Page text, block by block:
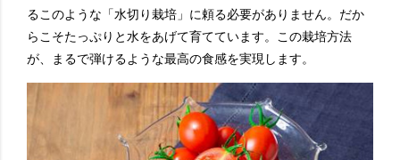
るこのような「水切り栽培」に頼る必要がありません。だか
らこそたっぷりと水をあげて育てています。この栽培方法
が、まるで弾けるような最高の食感を実現します。